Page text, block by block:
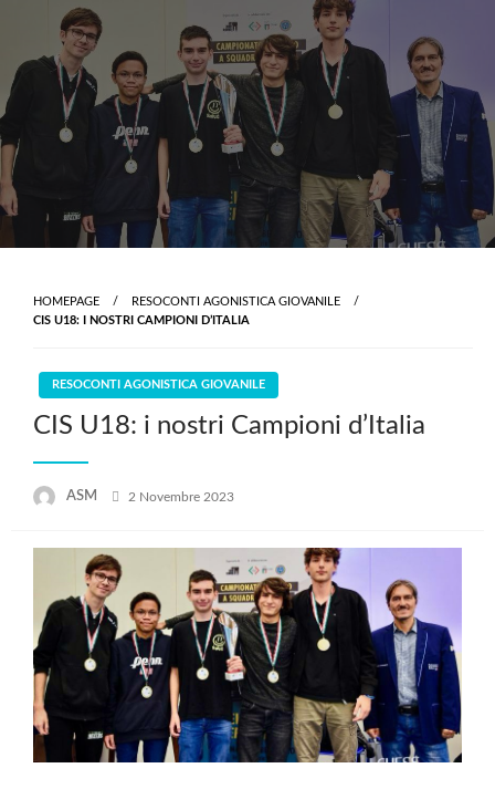
content
HOMEPAGE
RESOCONTI AGONISTICA GIOVANILE
CIS U18: I NOSTRI CAMPIONI D’ITALIA
RESOCONTI AGONISTICA GIOVANILE
CIS U18: i nostri Campioni d’Italia
ASM
Posted
2 Novembre 2023